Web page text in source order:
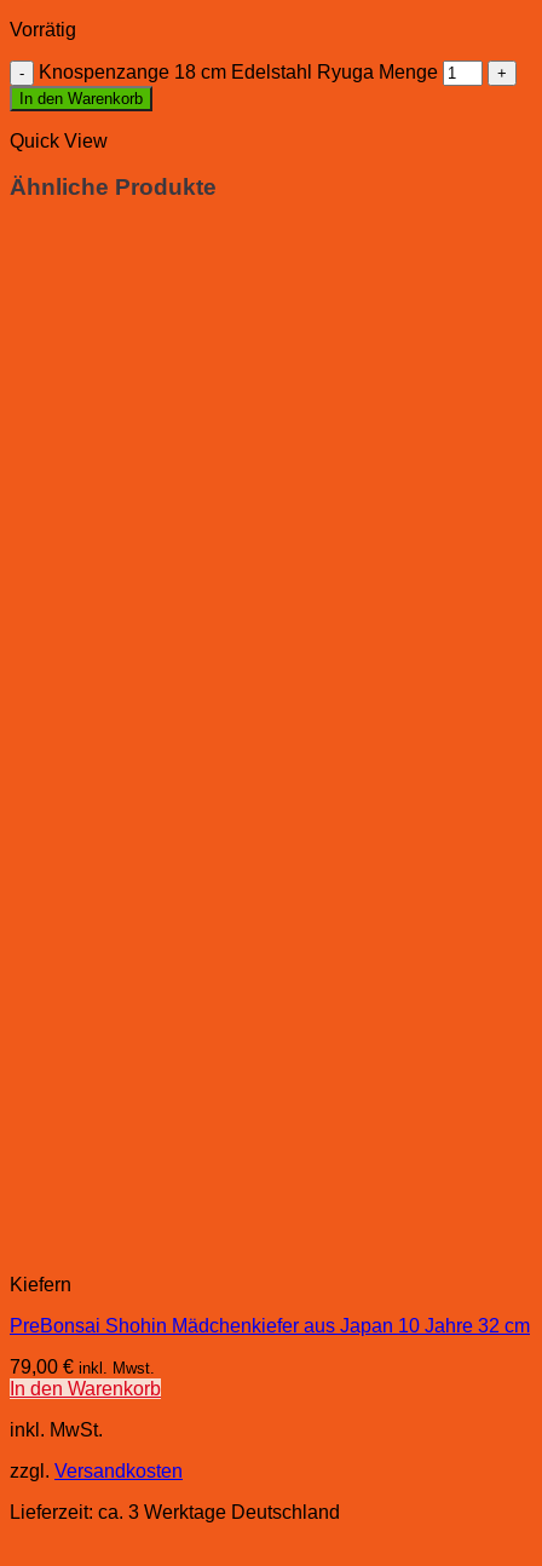
Vorrätig
Knospenzange 18 cm Edelstahl Ryuga Menge
In den Warenkorb
Quick View
Ähnliche Produkte
Kiefern
PreBonsai Shohin Mädchenkiefer aus Japan 10 Jahre 32 cm
79,00 € inkl. Mwst.
In den Warenkorb
inkl. MwSt.
zzgl. Versandkosten
Lieferzeit: ca. 3 Werktage Deutschland